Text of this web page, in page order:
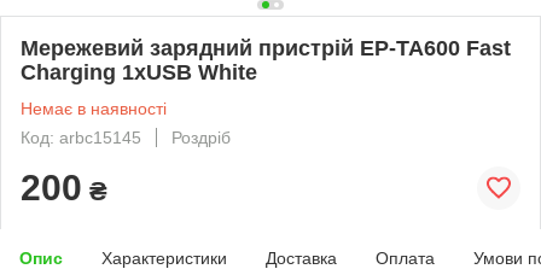
Мережевий зарядний пристрій EP-TA600 Fast
Charging 1xUSB White
Немає в наявності
Код: arbc15145
Роздріб
200 ₴
Опис Характеристики Доставка Оплата Умови